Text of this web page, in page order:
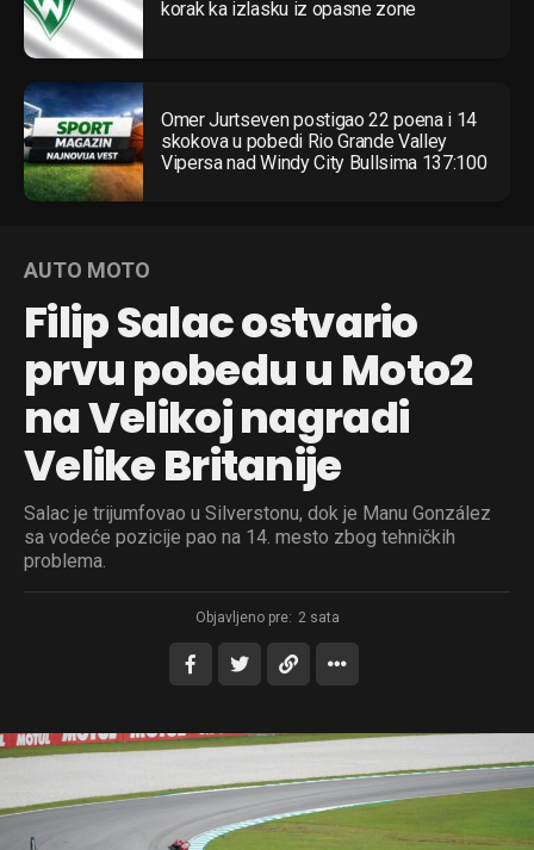
korak ka izlasku iz opasne zone
Omer Jurtseven postigao 22 poena i 14
skokova u pobedi Rio Grande Valley
Vipersa nad Windy City Bullsima 137:100
AUTO MOTO
Filip Salac ostvario
prvu pobedu u Moto2
na Velikoj nagradi
Velike Britanije
Salac je trijumfovao u Silverstonu, dok je Manu González
sa vodeće pozicije pao na 14. mesto zbog tehničkih
problema.
Objavljeno pre: 2 sata